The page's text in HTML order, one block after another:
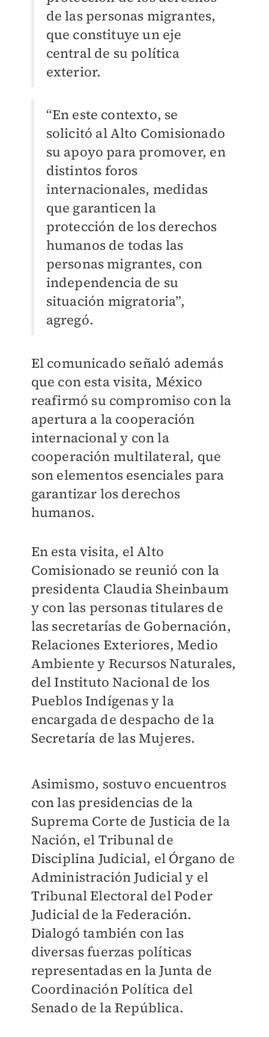
de las personas migrantes,
que constituye un eje
central de su política
exterior.
“En este contexto, se
solicitó al Alto Comisionado
su apoyo para promover, en
distintos foros
internacionales, medidas
que garanticen la
protección de los derechos
humanos de todas las
personas migrantes, con
independencia de su
situación migratoria”,
agregó.
El comunicado señaló además
que con esta visita, México
reafirmó su compromiso con la
apertura a la cooperación
internacional y con la
cooperación multilateral, que
son elementos esenciales para
garantizar los derechos
humanos.
En esta visita, el Alto
Comisionado se reunió con la
presidenta Claudia Sheinbaum
y con las personas titulares de
las secretarías de Gobernación,
Relaciones Exteriores, Medio
Ambiente y Recursos Naturales,
del Instituto Nacional de los
Pueblos Indígenas y la
encargada de despacho de la
Secretaría de las Mujeres.
Asimismo, sostuvo encuentros
con las presidencias de la
Suprema Corte de Justicia de la
Nación, el Tribunal de
Disciplina Judicial, el Órgano de
Administración Judicial y el
Tribunal Electoral del Poder
Judicial de la Federación.
Dialogó también con las
diversas fuerzas políticas
representadas en la Junta de
Coordinación Política del
Senado de la República.